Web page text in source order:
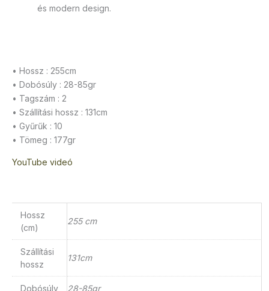
és modern design.
• Hossz : 255cm
• Dobósúly : 28-85gr
• Tagszám : 2
• Szállítási hossz : 131cm
• Gyűrűk : 10
• Tömeg : 177gr
YouTube videó
Hossz
(cm)
255 cm
Szállítási
hossz
131cm
Dobósúly 28-85gr